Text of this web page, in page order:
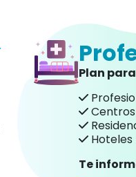
Plan
Hoteles
Te